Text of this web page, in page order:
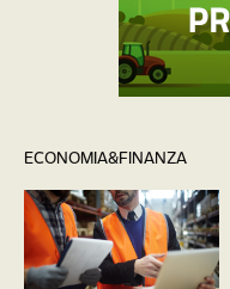
ECONOMIA&FINANZA